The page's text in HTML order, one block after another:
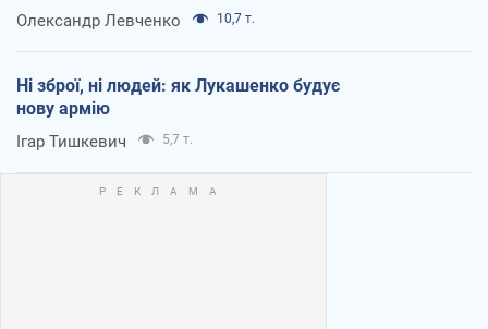
Олександр Левченко 10,7 т.
Ні зброї, ні людей: як Лукашенко будує
нову армію
Ігар Тишкевич 5,7 т.